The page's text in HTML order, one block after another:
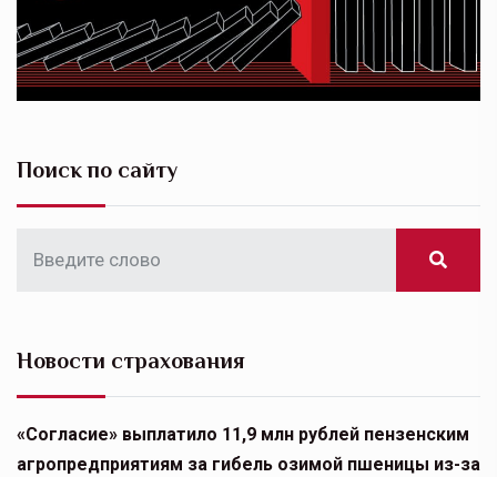
Поиск по сайту
Новости страхования
«Согласие» выплатило 11,9 млн рублей пензенским
агропредприятиям за гибель озимой пшеницы из-за